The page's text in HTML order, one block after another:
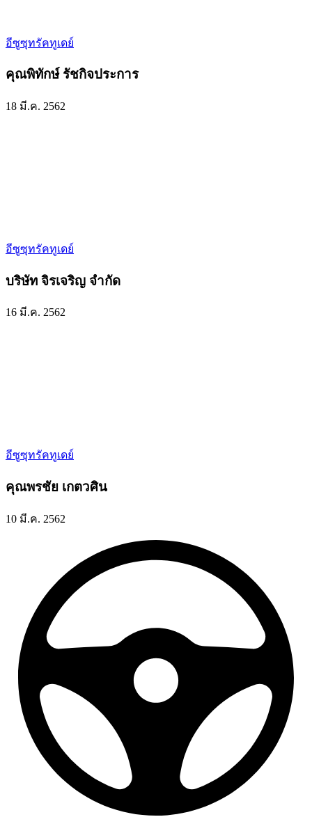
อีซูซุทรัคทูเดย์
คุณพิทักษ์ รัชกิจประการ
18 มี.ค. 2562
อีซูซุทรัคทูเดย์
บริษัท จิรเจริญ จำกัด
16 มี.ค. 2562
อีซูซุทรัคทูเดย์
คุณพรชัย เกตวศิน
10 มี.ค. 2562